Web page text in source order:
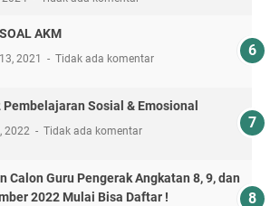
AKM
2021 Tidak ada komentar
Pembelajaran Sosial & Emosional
2022 Tidak ada komentar
Calon Guru Pengerak Angkatan 8, 9, dan
2022 Mulai Bisa Daftar !